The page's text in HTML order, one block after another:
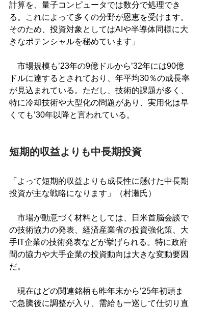
計算を、量子コンピュータでは数分で処理でき
る。これによって多くの分野が恩恵を受けます。
そのため、投資対象としてはAIや半導体同様に大
きなポテンシャルを秘めています」
市場規模も’23年の9億ドルから’32年には90億
ドルに達するとされており、年平均30％の成長率
が見込まれている。ただし、技術的課題が多く、
特に冷却技術や大型化の問題があり、実用化は早
くても’30年以降と言われている。
短期的収益よりも中長期投資
「よって短期的収益よりも成長性に懸けた中長期
投資が主な戦略になります」（村瀬氏）
市場が動意づく材料としては、日米首脳会談で
の技術協力の発表、経済産業省の投資強化策、大
手IT企業の技術発表などが挙げられる。特に政府
間の協力や大手企業の投資動向は大きな変動要因
だ。
現在はどの関連銘柄も昨年末から’25年初頭ま
で急騰後に調整が入り、需給も一巡して仕切り直